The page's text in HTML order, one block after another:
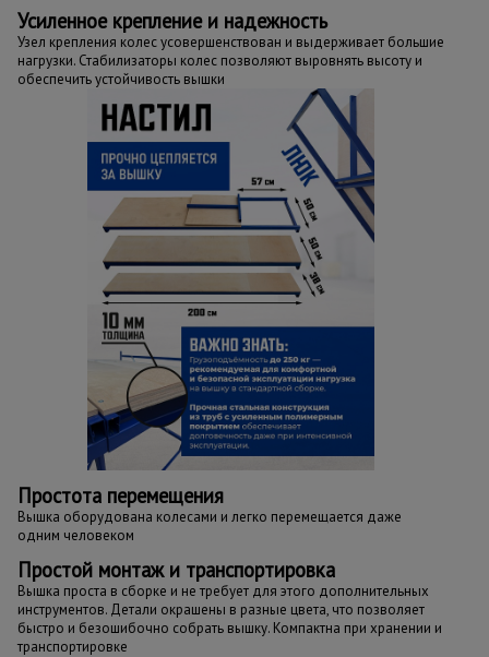
Усиленное крепление и надежность
Узел крепления колес усовершенствован и выдерживает большие
нагрузки. Стабилизаторы колес позволяют выровнять высоту и
обеспечить устойчивость вышки
Простота перемещения
Вышка оборудована колесами и легко перемещается даже
одним человеком
Простой монтаж и транспортировка
Вышка проста в сборке и не требует для этого дополнительных
инструментов. Детали окрашены в разные цвета, что позволяет
быстро и безошибочно собрать вышку. Компактна при хранении и
транспортировке